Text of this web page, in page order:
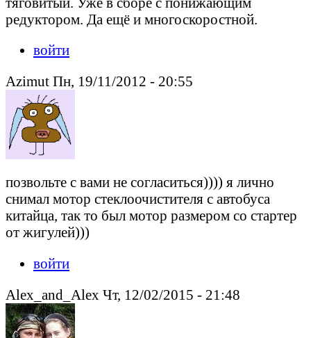
редуктором. Да ещё и многоскоростной.
войти
Azimut Пн, 19/11/2012 - 20:55
позвольте с вами не согласиться)))) я лично
снимал мотор стеклоочистителя с автобуса
китайца, так то был мотор размером со стартер
от жигулей)))
войти
Alex_and_Alex Чт, 12/02/2015 - 21:48